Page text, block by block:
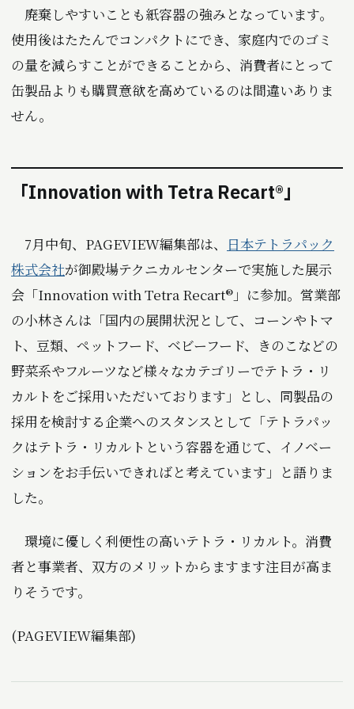
廃棄しやすいことも紙容器の強みとなっています。
使用後はたたんでコンパクトにでき、家庭内でのゴミ
の量を減らすことができることから、消費者にとって
缶製品よりも購買意欲を高めているのは間違いありま
せん。
「Innovation with Tetra Recart®」
7月中旬、PAGEVIEW編集部は、
日本テトラパック
株式会社が御殿場テクニカルセンターで実施した展示
会「Innovation with Tetra Recart®」に参加。営業部
の小林さんは「国内の展開状況として、コーンやトマ
ト、豆類、ペットフード、ベビーフード、きのこなどの
野菜系やフルーツなど様々なカテゴリーでテトラ・リ
カルトをご採用いただいております」とし、同製品の
採用を検討する企業へのスタンスとして「テトラパッ
クはテトラ・リカルトという容器を通じて、イノベー
ションをお手伝いできればと考えています」と語りま
した。
環境に優しく利便性の高いテトラ・リカルト。消費
者と事業者、双方のメリットからますます注目が高ま
りそうです。
(PAGEVIEW編集部)